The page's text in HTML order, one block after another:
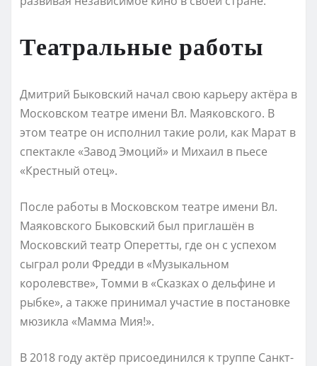
Театральные работы
Дмитрий Быковский начал свою карьеру актёра в
Московском театре имени Вл. Маяковского. В
этом театре он исполнил такие роли, как Марат в
спектакле «Завод Эмоций» и Михаил в пьесе
«Крестный отец».
После работы в Московском театре имени Вл.
Маяковского Быковский был приглашён в
Московский театр Оперетты, где он с успехом
сыграл роли Фредди в «Музыкальном
королевстве», Томми в «Сказках о дельфине и
рыбке», а также принимал участие в постановке
мюзикла «Мамма Мия!».
В 2018 году актёр присоединился к труппе Санкт-